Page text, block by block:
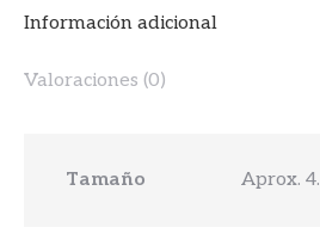
Información adicional
Valoraciones (0)
Tamaño Aprox.